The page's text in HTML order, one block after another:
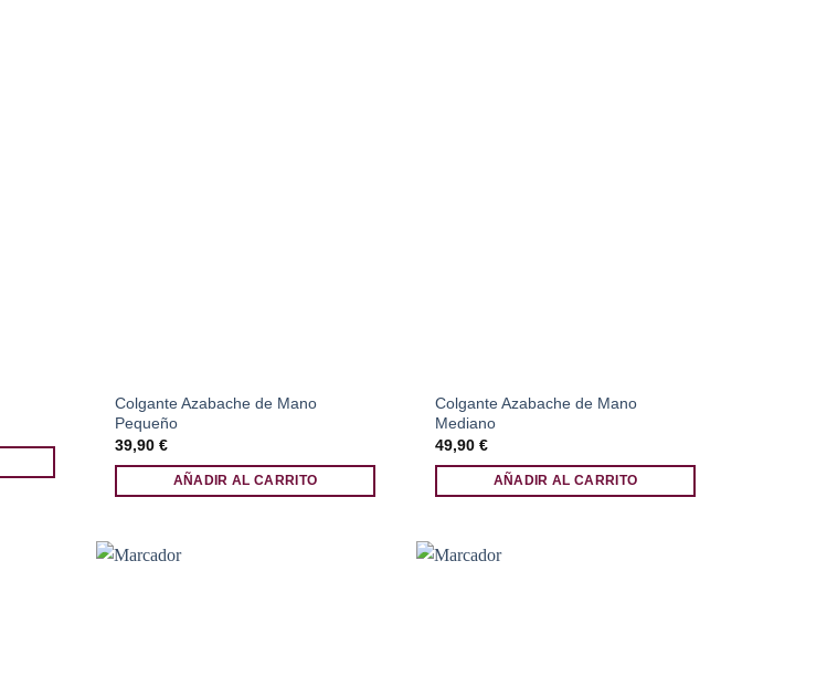
Colgante Azabache de Mano
Pequeño
39,90€
AÑADIR AL CARRITO
Colgante Azabache de Mano
Mediano
49,90€
AÑADIR AL CARRITO